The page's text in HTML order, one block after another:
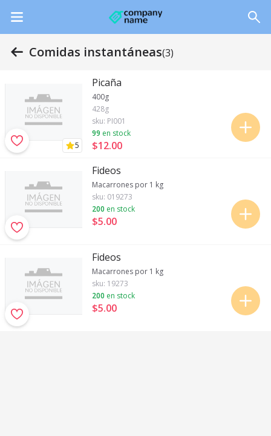
Comidas instantáneas(3)
5
Picaña
400g
428g
sku: PI001
99 en stock
$12.00
Fideos
Macarrones por 1 kg
sku: 019273
200 en stock
$5.00
Fideos
Macarrones por 1 kg
sku: 19273
200 en stock
$5.00